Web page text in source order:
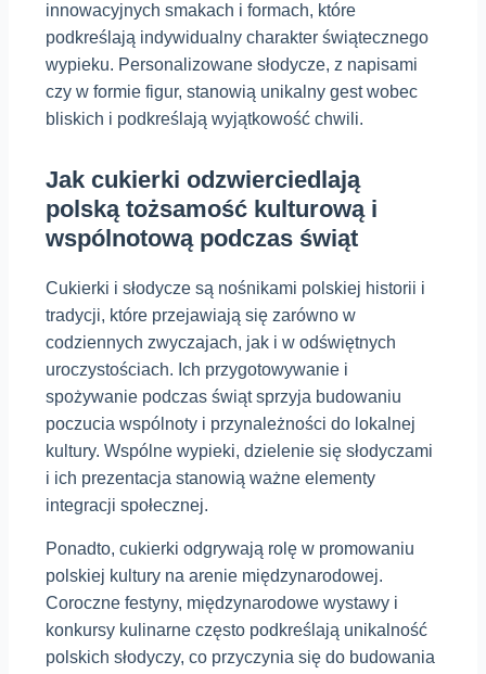
innowacyjnych smakach i formach, które
podkreślają indywidualny charakter świątecznego
wypieku. Personalizowane słodycze, z napisami
czy w formie figur, stanowią unikalny gest wobec
bliskich i podkreślają wyjątkowość chwili.
Jak cukierki odzwierciedlają
polską tożsamość kulturową i
wspólnotową podczas świąt
Cukierki i słodycze są nośnikami polskiej historii i
tradycji, które przejawiają się zarówno w
codziennych zwyczajach, jak i w odświętnych
uroczystościach. Ich przygotowywanie i
spożywanie podczas świąt sprzyja budowaniu
poczucia wspólnoty i przynależności do lokalnej
kultury. Wspólne wypieki, dzielenie się słodyczami
i ich prezentacja stanowią ważne elementy
integracji społecznej.
Ponadto, cukierki odgrywają rolę w promowaniu
polskiej kultury na arenie międzynarodowej.
Coroczne festyny, międzynarodowe wystawy i
konkursy kulinarne często podkreślają unikalność
polskich słodyczy, co przyczynia się do budowania